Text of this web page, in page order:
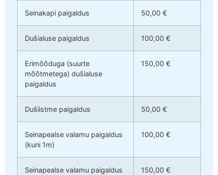
Seinakapi paigaldus 50,00 €
Dušialuse paigaldus 100,00 €
Erimõõduga (suurte
mõõtmetega) dušialuse
paigaldus
150,00 €
Dušiistme paigaldus 50,00 €
Seinapealse valamu paigaldus
(kuni 1m)
100,00 €
Seinapealse valamu paigaldus
150,00 €